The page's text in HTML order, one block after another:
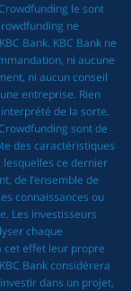
le sont
ne
Bank. KBC Bank ne
ni aucune
ni aucun conseil
entreprise. Rien
de la sorte.
sont de
des caractéristiques
lesquelles ce dernier
de l’ensemble de
connaissances ou
Les investisseurs
chaque
cet effet leur propre
Bank considérera
dans un projet,